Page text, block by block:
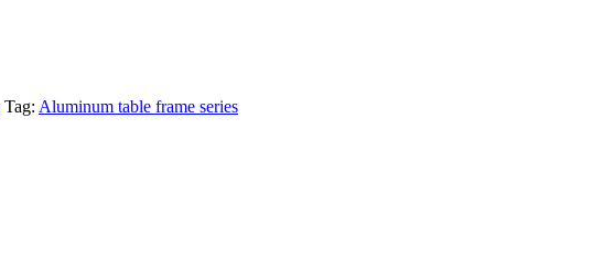
Tag: Aluminum table frame series